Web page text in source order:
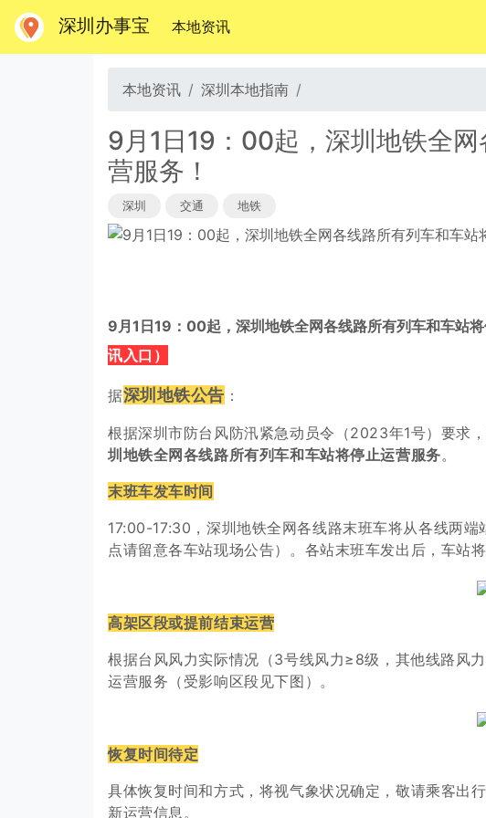
深圳办事宝 本地资讯(当前)
本地资讯 深圳本地指南
9月1日19：00起，深圳地铁全
营服务！
深圳 交通 地铁
9月1日19：00起，深圳地铁全网各线路所有列车和车站将
讯入口）
据深圳地铁公告 ：
根据深圳市防台风防汛紧急动员令（2023年1号）要求
圳地铁全网各线路所有列车和车站将停止运营服务。
末班车发车时间
17:00-17:30，深圳地铁全网各线路末班车将从各线两
点请留意各车站现场公告）。各站末班车发出后，车站将
高架区段或提前结束运营
根据台风风力实际情况（3号线风力≥8级，其他线路风
运营服务（受影响区段见下图）。
恢复时间待定
具体恢复时间和方式，将视气象状况确定，敬请乘客出
新运营信息。